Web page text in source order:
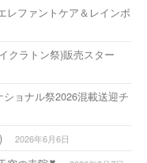
レファントケア＆レインボ
クラトン祭)販売スター
ョナル祭2026混載送迎チ
2026年6月6日